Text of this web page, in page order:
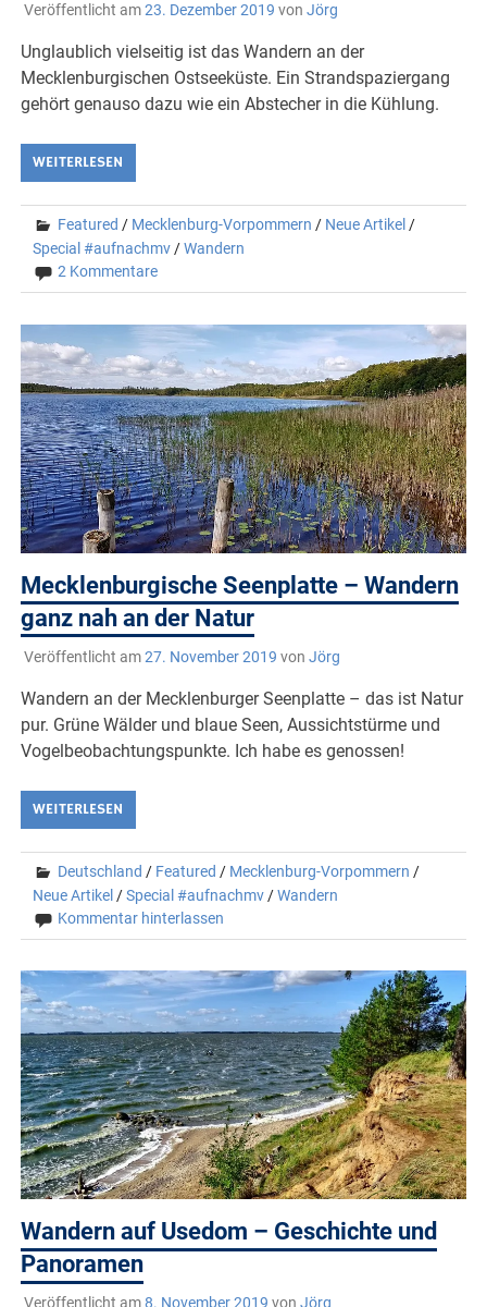
Veröffentlicht am23. Dezember 2019 von Jörg
Unglaublich vielseitig ist das Wandern an der
Mecklenburgischen Ostseeküste. Ein Strandspaziergang
gehört genauso dazu wie ein Abstecher in die Kühlung.
WEITERLESEN
Featured / Mecklenburg-Vorpommern / Neue Artikel /
Special #aufnachmv /Wandern
2 Kommentare
Mecklenburgische Seenplatte – Wandern
ganz nah an der Natur
Veröffentlicht am27. November 2019 von Jörg
Wandern an der Mecklenburger Seenplatte – das ist Natur
pur. Grüne Wälder und blaue Seen, Aussichtstürme und
Vogelbeobachtungspunkte. Ich habe es genossen!
WEITERLESEN
Deutschland / Featured / Mecklenburg-Vorpommern /
Neue Artikel /Special #aufnachmv /Wandern
Kommentar hinterlassen
Wandern auf Usedom – Geschichte und
Panoramen
Veröffentlicht am8. November 2019 von Jörg